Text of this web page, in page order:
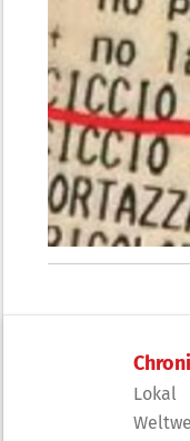
Lokal